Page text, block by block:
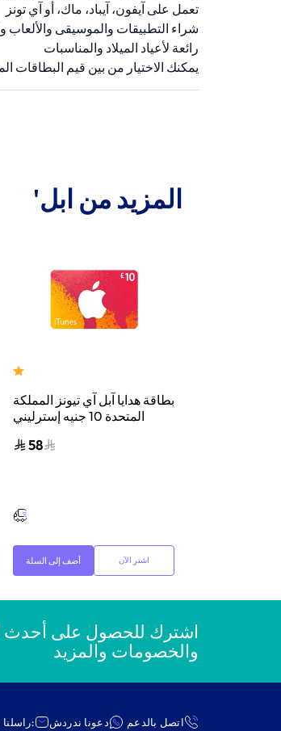
تعمل على آيفون، آيباد، ماك، أو آي تونز
شراء التطبيقات والموسيقى والألعاب
رائعة لأعياد الميلاد والمناسبات
يمكنك الاختيار من بين قيم البطاقات
المزيد من ابل'
بطاقة هدايا آبل آي تيونز المملكة
المتحدة 10 جنيه إسترليني
الإلكتروني أصفر/أحمر
58
أضف إلى السلة اشترِ الآن
اشترك للحصول على
والخصومات والمزيد
اتصل بالدعم دعونا ندردش :راسلنا